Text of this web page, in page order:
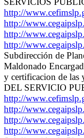
http://
http://
http://
http://
Subdirección de
Maldonado
y certificacion de
DEL SERVICIO
http://
http://
http://
http://